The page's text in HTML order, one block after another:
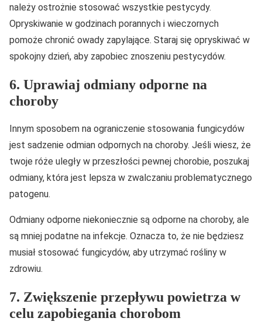
należy ostrożnie stosować wszystkie pestycydy.
Opryskiwanie w godzinach porannych i wieczornych
pomoże chronić owady zapylające. Staraj się opryskiwać w
spokojny dzień, aby zapobiec znoszeniu pestycydów.
6. Uprawiaj odmiany odporne na
choroby
Innym sposobem na ograniczenie stosowania fungicydów
jest sadzenie odmian odpornych na choroby. Jeśli wiesz, że
twoje róże uległy w przeszłości pewnej chorobie, poszukaj
odmiany, która jest lepsza w zwalczaniu problematycznego
patogenu.
Odmiany odporne niekoniecznie są odporne na choroby, ale
są mniej podatne na infekcje. Oznacza to, że nie będziesz
musiał stosować fungicydów, aby utrzymać rośliny w
zdrowiu.
7. Zwiększenie przepływu powietrza w
celu zapobiegania chorobom